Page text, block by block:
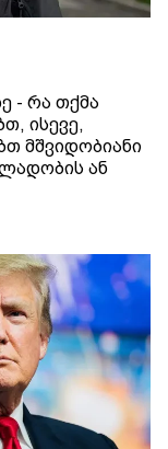
- რა თქმა
ისევე,
მშვიდობიანი
ან